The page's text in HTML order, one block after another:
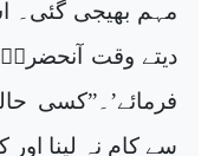
مہم بھیجی گئی۔
دیتے وقت آنحضرتؐ
فرمائے’۔”کسی
سے کام نہ لینا